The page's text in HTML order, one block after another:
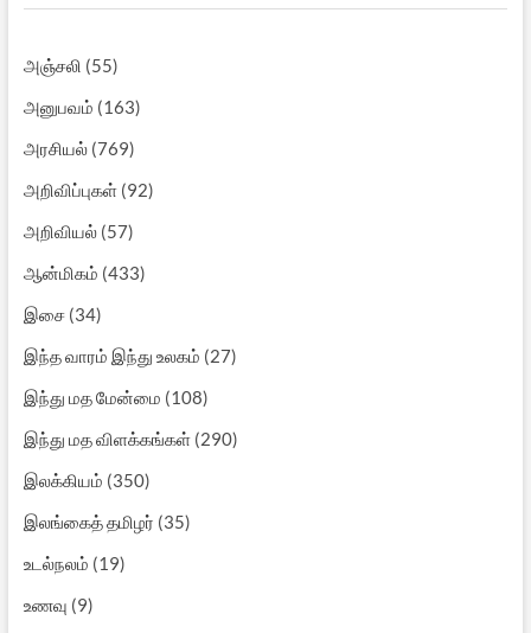
அஞ்சலி (55)
அனுபவம் (163)
அரசியல்(769)
அறிவிப்புகள்(92)
அறிவியல்(57)
ஆன்மிகம் (433)
இசை(34)
இந்த வாரம் இந்து உலகம் (27)
இந்து மத மேன்மை (108)
இந்து மத விளக்கங்கள்(290)
இலக்கியம் (350)
இலங்கைத் தமிழர் (35)
உடல்நலம் (19)
உணவு (9)